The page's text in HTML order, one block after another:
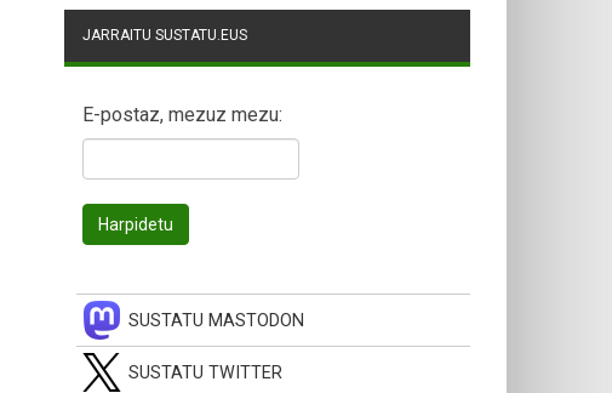
JARRAITU SUSTATU.EUS
E-postaz, mezuz mezu:
SUSTATU MASTODON
SUSTATU TWITTER